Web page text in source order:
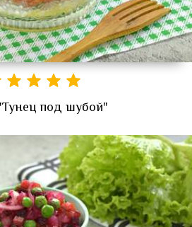
под шубой"